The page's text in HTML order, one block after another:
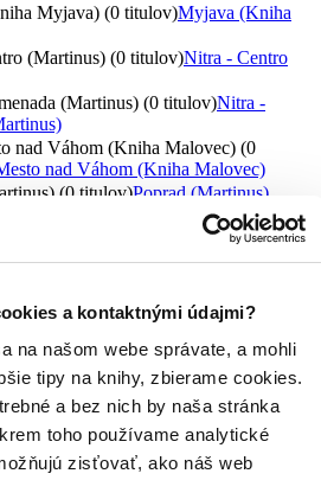
a kontaktnými údajmi?
na našom webe správate, a mohli
tipy na knihy, zbierame cookies.
a bez nich by naša stránka
toho používame analytické
zisťovať, ako náš web
Myjava) (0 titulov)Myjava (Kniha
(Martinus) (0 titulov)Nitra - Centro
(Martinus) (0 titulov)Nitra -
nad Váhom (Kniha Malovec) (0
nad Váhom (Kniha Malovec)
(0 titulov)Poprad (Martinus)
Bystrica (Martinus) (0 titulov)Považská
(0 titulov)Prešov (Martinus)
(0 titulov)Trenčín (Martinus)
Turzovka) (0 titulov)Turzovka
(0 titulov)Zvolen (Martinus)
(0 titulov)Žilina (Martinus)